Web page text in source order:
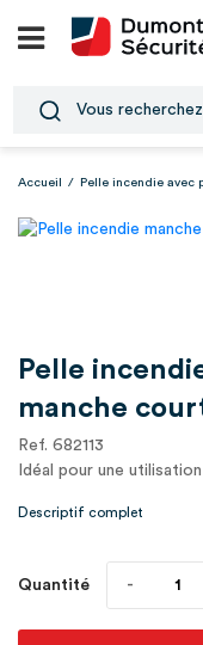
Accueil / Pelle incendie avec
Pelle
manche
Ref. 682113
Idéal pour une
Descriptif complet
Quantité